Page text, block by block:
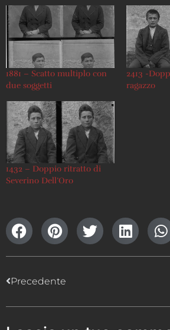
1881 – Scatto multiplo con
due soggetti
2413 -
ragazzo
1432 – Doppio ritratto di
Severino Dell’Oro
Precedente